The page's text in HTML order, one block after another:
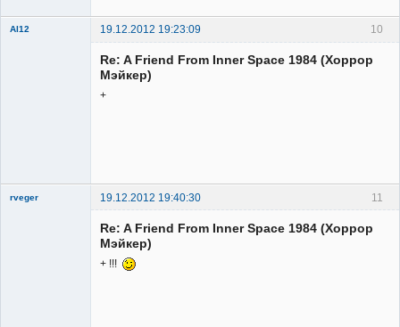
10
Al12
19.12.2012 19:23:09
Re: A Friend From Inner Space 1984 (Хоррор
Мэйкер)
+
11
rveger 19.12.2012 19:40:30
Re: A Friend From Inner Space 1984 (Хоррор
Мэйкер)
+ !!!